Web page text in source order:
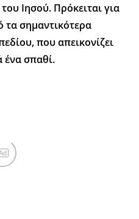
Ιησού. Πρόκειται για
τα σημαντικότερα
που απεικονίζει
ένα σπαθί.